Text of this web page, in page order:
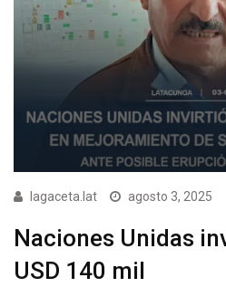
lagaceta.lat agosto 3, 2025
Naciones Unidas
USD 140 mil